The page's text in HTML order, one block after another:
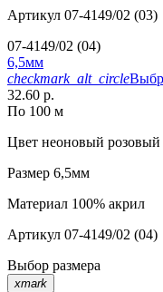
Артикул 07-4149/02 (03)
07-4149/02 (04)
6,5мм
checkmark_alt_circle
32.60 р.
По 100 м
Цвет неоновый розовый
Размер 6,5мм
Материал 100% акрил
Артикул 07-4149/02 (04)
Выбор размера
xmark